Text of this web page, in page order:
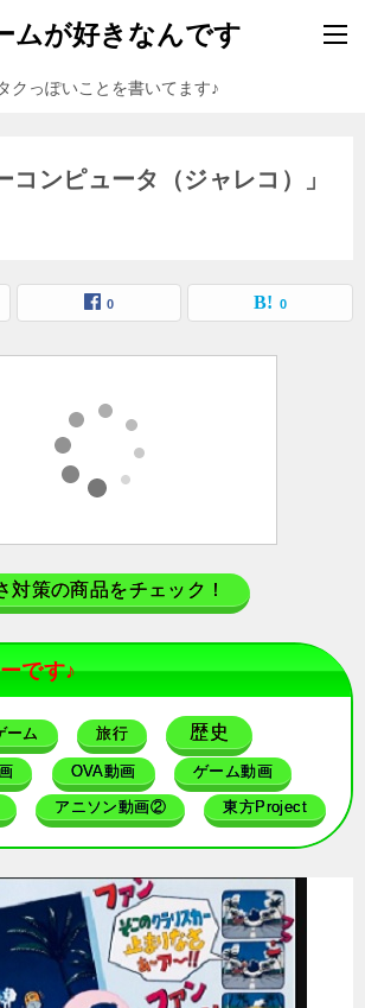
ムが好きなんです
クっぽいことを書いてます♪
コンピュータ（ジャレコ）」
0 0
対策の商品をチェック！
です♪
ーム 旅行 歴史
OVA動画 ゲーム動画
アニソン動画② 東方Project